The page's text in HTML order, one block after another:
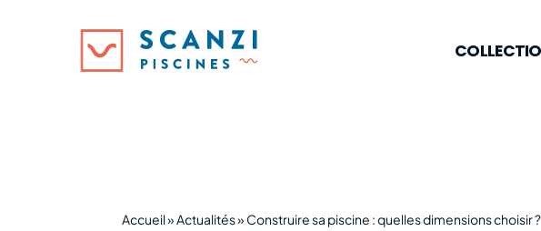
Accueil» Actualités» Construire sa piscine : quelles dimensions choisir ?